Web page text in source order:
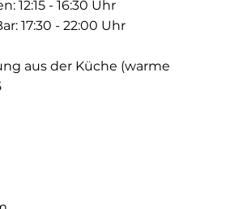
12:15 - 16:30 Uhr
17:30 - 22:00 Uhr
aus der Küche (warme